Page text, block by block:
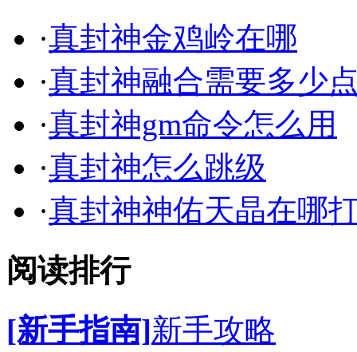
·真封神金鸡岭在哪
·真封神融合需要多少
·真封神gm命令怎么用
·真封神怎么跳级
·真封神神佑天晶在哪
阅读排行
[新手指南]新手攻略